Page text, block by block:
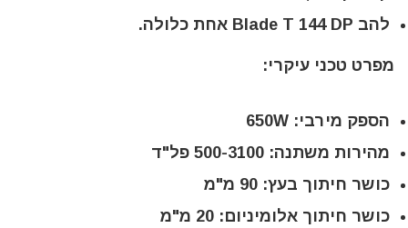
להב Blade T 144 DP אחת כלולה.
מפרט טכני עיקרי:
הספק מירבי: 650W
מהירות משתנה: 500-3100 פל"ד
כושר חיתוך בעץ: 90 מ"מ
כושר חיתוך אלומיניום: 20 מ"מ